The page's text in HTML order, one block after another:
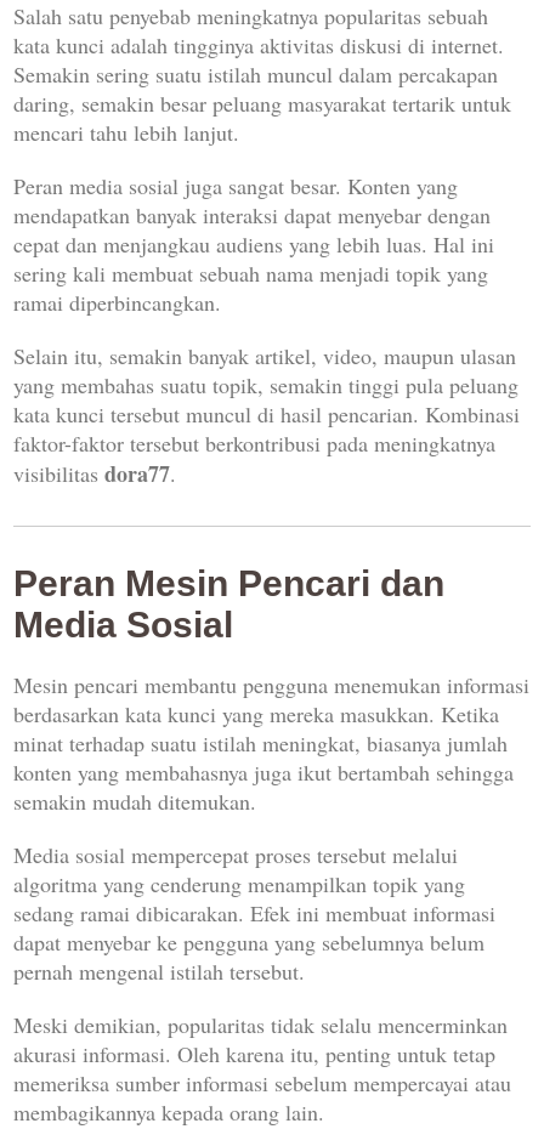
Salah satu penyebab meningkatnya popularitas sebuah
kata kunci adalah tingginya aktivitas diskusi di internet.
Semakin sering suatu istilah muncul dalam percakapan
daring, semakin besar peluang masyarakat tertarik untuk
mencari tahu lebih lanjut.
Peran media sosial juga sangat besar. Konten yang
mendapatkan banyak interaksi dapat menyebar dengan
cepat dan menjangkau audiens yang lebih luas. Hal ini
sering kali membuat sebuah nama menjadi topik yang
ramai diperbincangkan.
Selain itu, semakin banyak artikel, video, maupun ulasan
yang membahas suatu topik, semakin tinggi pula peluang
kata kunci tersebut muncul di hasil pencarian. Kombinasi
faktor-faktor tersebut berkontribusi pada meningkatnya
visibilitasdora77.
Peran Mesin Pencari dan
Media Sosial
Mesin pencari membantu pengguna menemukan informasi
berdasarkan kata kunci yang mereka masukkan. Ketika
minat terhadap suatu istilah meningkat, biasanya jumlah
konten yang membahasnya juga ikut bertambah sehingga
semakin mudah ditemukan.
Media sosial mempercepat proses tersebut melalui
algoritma yang cenderung menampilkan topik yang
sedang ramai dibicarakan. Efek ini membuat informasi
dapat menyebar ke pengguna yang sebelumnya belum
pernah mengenal istilah tersebut.
Meski demikian, popularitas tidak selalu mencerminkan
akurasi informasi. Oleh karena itu, penting untuk tetap
memeriksa sumber informasi sebelum mempercayai atau
membagikannya kepada orang lain.